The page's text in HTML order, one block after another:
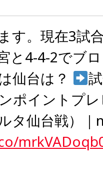
す。現在3試
と4-4-2でブ
仙台は？
ポイントプ
タ仙台戦）｜